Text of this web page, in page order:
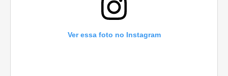
Ver essa foto no Instagram